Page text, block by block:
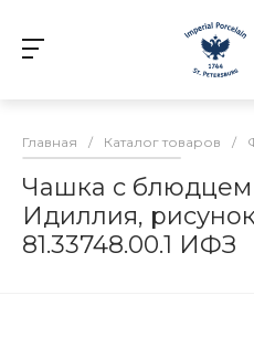
Главная / Каталог товаров /
Чашка с
Идиллия,
81.33748.00.1 ИФЗ